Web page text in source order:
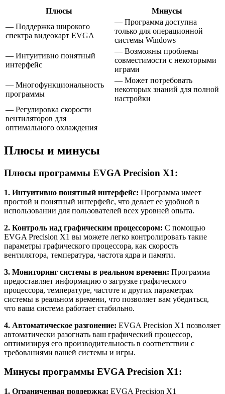
Плюсы
Минусы
— Поддержка широкого
спектра видеокарт EVGA
— Программа доступна
только для операционной
системы Windows
— Интуитивно понятный
интерфейс
— Возможны проблемы
совместимости с некоторыми
играми
— Многофункциональность
программы
— Может потребовать
некоторых знаний для полной
настройки
— Регулировка скорости
вентиляторов для
оптимального охлаждения
Плюсы и минусы
Плюсы программы EVGA Precision X1:
1. Интуитивно понятный интерфейс: Программа имеет
простой и понятный интерфейс, что делает ее удобной в
использовании для пользователей всех уровней опыта.
2. Контроль над графическим процессором: С помощью
EVGA Precision X1 вы можете легко контролировать такие
параметры графического процессора, как скорость
вентилятора, температура, частота ядра и памяти.
3. Мониторинг системы в реальном времени: Программа
предоставляет информацию о загрузке графического
процессора, температуре, частоте и других параметрах
системы в реальном времени, что позволяет вам убедиться,
что ваша система работает стабильно.
4. Автоматическое разгонение: EVGA Precision X1 позволяет
автоматически разогнать ваш графический процессор,
оптимизируя его производительность в соответствии с
требованиями вашей системы и игры.
Минусы программы EVGA Precision X1:
1. Ограниченная поддержка: EVGA Precision X1